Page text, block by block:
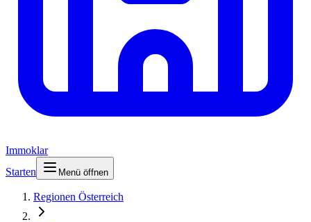
Immoklar
Starten
Menü öffnen
Regionen Österreich